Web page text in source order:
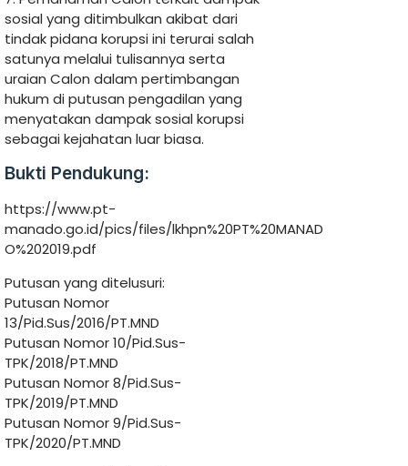
sosial yang ditimbulkan akibat dari
tindak pidana korupsi ini terurai salah
satunya melalui tulisannya serta
uraian Calon dalam pertimbangan
hukum di putusan pengadilan yang
menyatakan dampak sosial korupsi
sebagai kejahatan luar biasa.
Bukti Pendukung:
https://www.pt-
manado.go.id/pics/files/lkhpn%20PT%20MANAD
O%202019.pdf
Putusan yang ditelusuri:
Putusan Nomor
13/Pid.Sus/2016/PT.MND
Putusan Nomor 10/Pid.Sus-
TPK/2018/PT.MND
Putusan Nomor 8/Pid.Sus-
TPK/2019/PT.MND
Putusan Nomor 9/Pid.Sus-
TPK/2020/PT.MND